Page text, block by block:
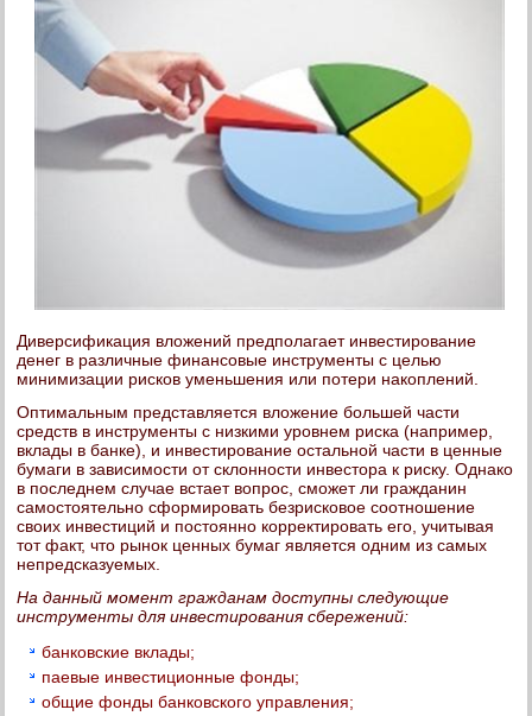
Диверсификация вложений предполагает инвестирование
денег в различные финансовые инструменты с целью
минимизации рисков уменьшения или потери накоплений.
Оптимальным представляется вложение большей части
средств в инструменты с низкими уровнем риска (например,
вклады в банке), и инвестирование остальной части в ценные
бумаги в зависимости от склонности инвестора к риску. Однако
в последнем случае встает вопрос, сможет ли гражданин
самостоятельно сформировать безрисковое соотношение
своих инвестиций и постоянно корректировать его, учитывая
тот факт, что рынок ценных бумаг является одним из самых
непредсказуемых.
На данный момент гражданам доступны следующие
инструменты для инвестирования сбережений:
банковские вклады;
паевые инвестиционные фонды;
общие фонды банковского управления;